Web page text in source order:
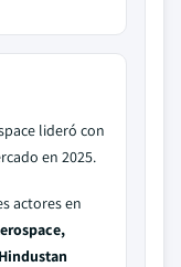
lideró con
en 2025.
actores en